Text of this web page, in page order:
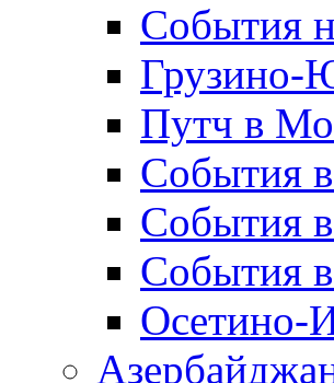
События
Грузино-
Путч в
События
События
События
Осетино-